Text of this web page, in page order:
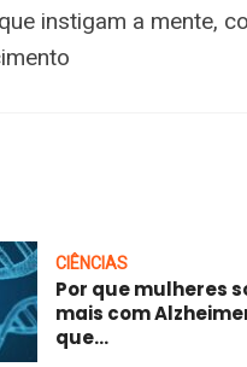
instigam a mente,
CIÊNCIAS
Por que mulheres
mais com
que...